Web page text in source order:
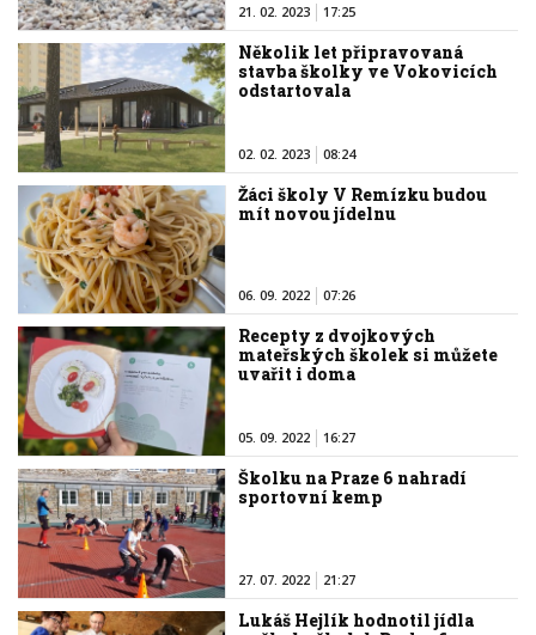
21. 02. 2023 17:25
Několik let připravovaná
stavba školky ve Vokovicích
odstartovala
02. 02. 2023 08:24
Žáci školy V Remízku budou
mít novou jídelnu
06. 09. 2022 07:26
Recepty z dvojkových
mateřských školek si můžete
uvařit i doma
05. 09. 2022 16:27
Školku na Praze 6 nahradí
sportovní kemp
27. 07. 2022 21:27
Lukáš Hejlík hodnotil jídla